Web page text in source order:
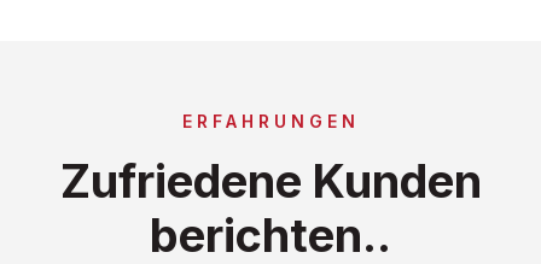
ERFAHRUNGEN
Zufriedene Kunden
berichten..